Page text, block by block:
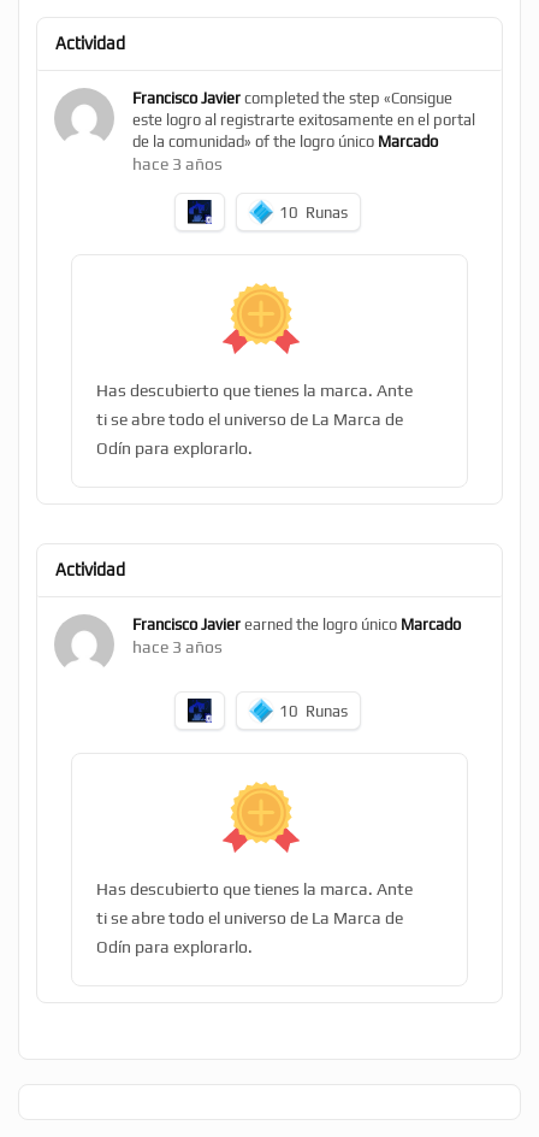
Actividad
Francisco Javier completed the step «Consigue
este logro al registrarte exitosamente en el portal
de la comunidad» of the logro único Marcado
hace 3 años
10 Runas
Has descubierto que tienes la marca. Ante
ti se abre todo el universo de La Marca de
Odín para explorarlo.
Actividad
Francisco Javier earned the logro único Marcado
hace 3 años
10 Runas
Has descubierto que tienes la marca. Ante
ti se abre todo el universo de La Marca de
Odín para explorarlo.